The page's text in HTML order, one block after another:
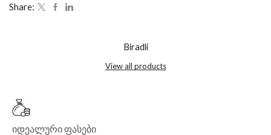
Share:
Biradli
View all products
იდეალური ფასები